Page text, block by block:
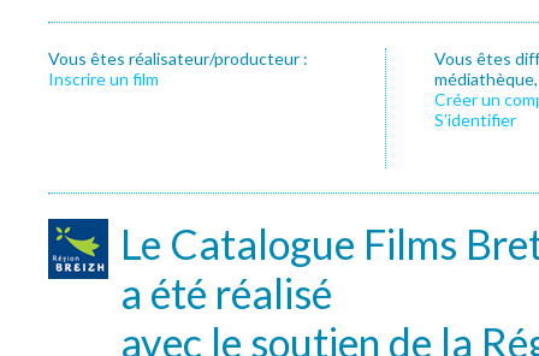
Vous êtes réalisateur/producteur :
Inscrire un film
Vous êtes
Créer un
S’identifier
Le Catalogue Films
a été réalisé
avec le soutien de la